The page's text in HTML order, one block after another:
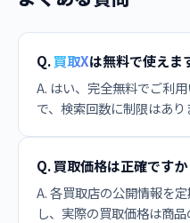
Q.買取Xは無料で使えま
A. はい、完全無料でご利
で、検索回数に制限はあり
Q. 買取価格は正確ですか
A. 各買取店の公開情報を
し、実際の買取価格は商